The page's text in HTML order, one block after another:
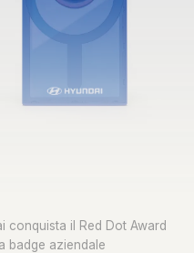
conquista il Red Dot Award
badge aziendale